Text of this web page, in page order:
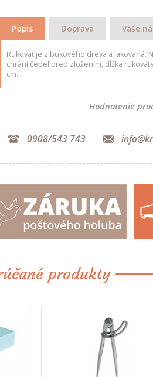
Popis Doprava Vaše
Rukoväť je z bukového dreva a
chráni čepeľ pred zložením, dĺžka
cm.
Hodnotenie
0908/543 743
produkty